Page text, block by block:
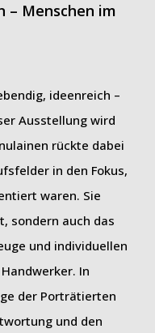
– Menschen im
ideenreich –
Ausstellung wird
rückte dabei
in den Fokus,
waren. Sie
sondern auch das
und individuellen
In
der Porträtierten
und den